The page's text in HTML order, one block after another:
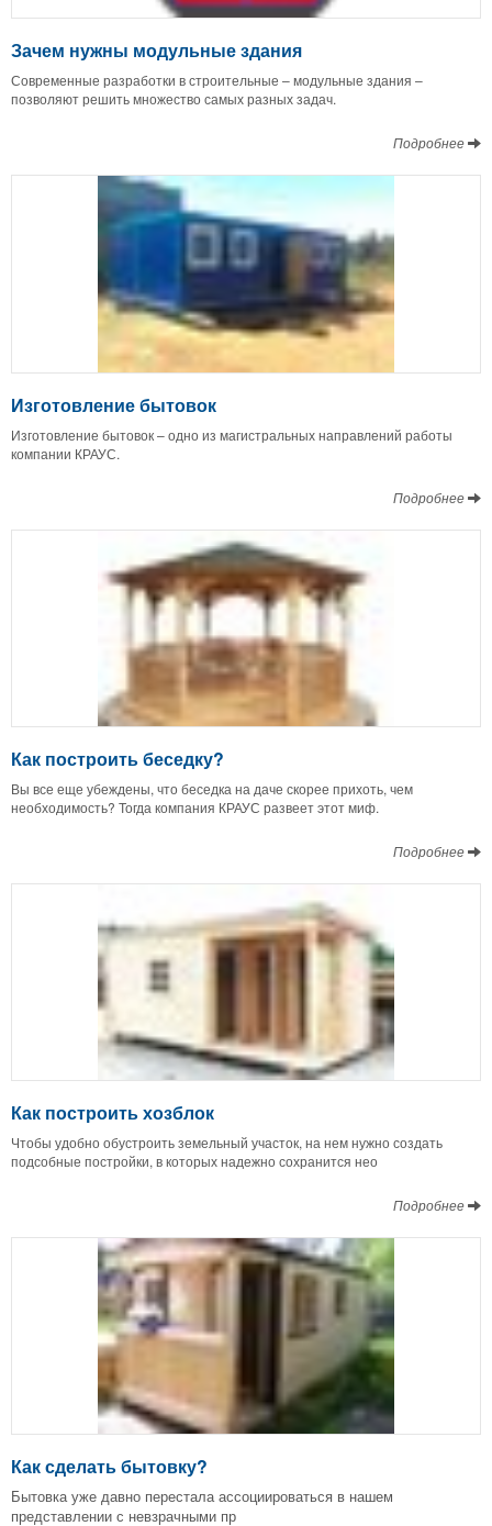
Зачем нужны модульные здания
Современные разработки в строительные – модульные здания –
позволяют решить множество самых разных задач.
Подробнее
Изготовление бытовок
Изготовление бытовок – одно из магистральных направлений работы
компании КРАУС.
Подробнее
Как построить беседку?
Вы все еще убеждены, что беседка на даче скорее прихоть, чем
необходимость? Тогда компания КРАУС развеет этот миф.
Подробнее
Как построить хозблок
Чтобы удобно обустроить земельный участок, на нем нужно создать
подсобные постройки, в которых надежно сохранится нео
Подробнее
Как сделать бытовку?
Бытовка уже давно перестала ассоциироваться в нашем
представлении с невзрачными пр